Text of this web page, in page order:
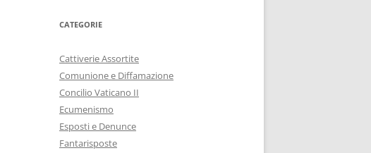
CATEGORIE
Cattiverie Assortite
Comunione e Diffamazione
Concilio Vaticano II
Ecumenismo
Esposti e Denunce
Fantarisposte